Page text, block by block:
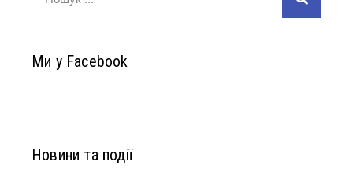
Ми у Facebook
Новини та події